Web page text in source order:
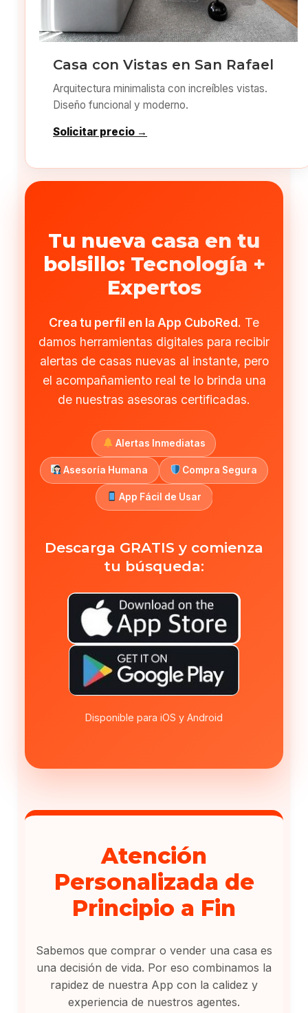
Casa con Vistas en San Rafael
Arquitectura minimalista con increíbles vistas.
Diseño funcional y moderno.
Solicitar precio →
Tu nueva casa en tu
bolsillo: Tecnología +
Expertos
Crea tu perfil en la App CuboRed. Te
damos herramientas digitales para recibir
alertas de casas nuevas al instante, pero
el acompañamiento real te lo brinda una
de nuestras asesoras certificadas.
Alertas Inmediatas
Asesoría Humana Compra Segura
App Fácil de Usar
Descarga GRATIS y comienza
tu búsqueda:
Disponible para iOS y Android
Atención
Personalizada de
Principio a Fin
Sabemos que comprar o vender una casa es
una decisión de vida. Por eso combinamos la
rapidez de nuestra App con la calidez y
experiencia de nuestros agentes.